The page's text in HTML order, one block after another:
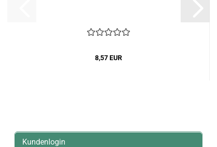
8,57 EUR
Kundenlogin